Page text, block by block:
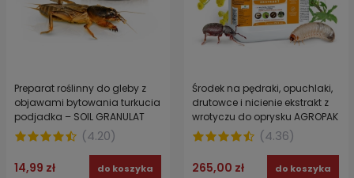
Preparat roślinny do gleby z
objawami bytowania turkucia
podjadka – SOIL GRANULAT
STRONG 500 g(4.20)
14,99 zł do koszyka
Środek na pędraki, opuchlaki,
drutowce i nicienie ekstrakt z
wrotyczu do oprysku AGROPAK
5 l
(4.36)
265,00 zł do koszyka